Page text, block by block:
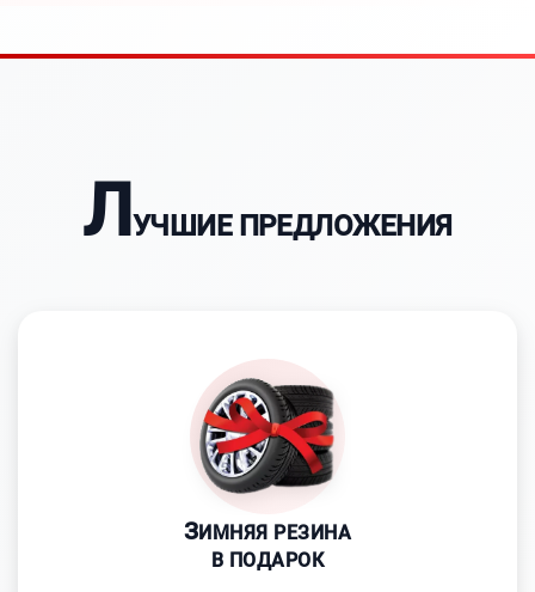
ЛУЧШИЕ ПРЕДЛОЖЕНИЯ
ЗИМНЯЯ РЕЗИНА
В ПОДАРОК